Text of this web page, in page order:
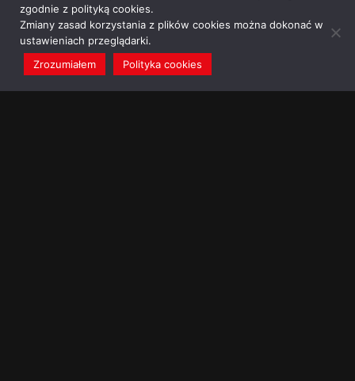
zgodnie z polityką cookies.
Zmiany zasad korzystania z plików cookies można dokonać w
ustawieniach przeglądarki.
Zrozumiałem
Polityka cookies